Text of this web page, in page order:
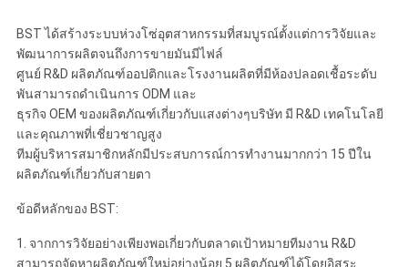
BST ได้สร้างระบบห่วงโซ่อุตสาหกรรมที่สมบูรณ์ตั้งแต่การวิจัยและ
พัฒนาการผลิตจนถึงการขายมันมีไฟล์
ศูนย์ R&D ผลิตภัณฑ์ออปติกและโรงงานผลิตที่มีห้องปลอดเชื้อระดับ
พันสามารถดำเนินการ ODM และ
ธุรกิจ OEM ของผลิตภัณฑ์เกี่ยวกับแสงต่างๆบริษัท มี R&D เทคโนโลยี
และคุณภาพที่เชี่ยวชาญสูง
ทีมผู้บริหารสมาชิกหลักมีประสบการณ์การทำงานมากกว่า 15 ปีใน
ผลิตภัณฑ์เกี่ยวกับสายตา
ข้อดีหลักของ BST:
1. จากการวิจัยอย่างเพียงพอเกี่ยวกับตลาดเป้าหมายทีมงาน R&D
สามารถจัดหาผลิตภัณฑ์ใหม่อย่างน้อย 5 ผลิตภัณฑ์ได้โดยอิสระ